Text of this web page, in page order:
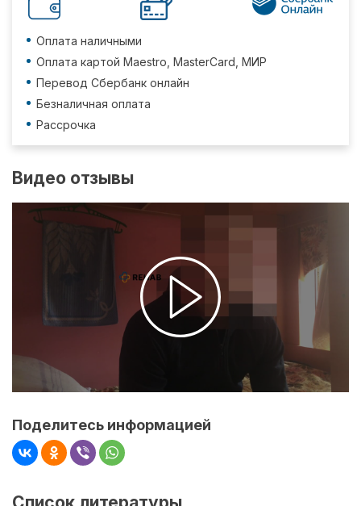
Оплата наличными
Оплата картой Maestro, MasterCard, МИР
Перевод Сбербанк онлайн
Безналичная оплата
Рассрочка
Видео отзывы
Поделитесь информацией